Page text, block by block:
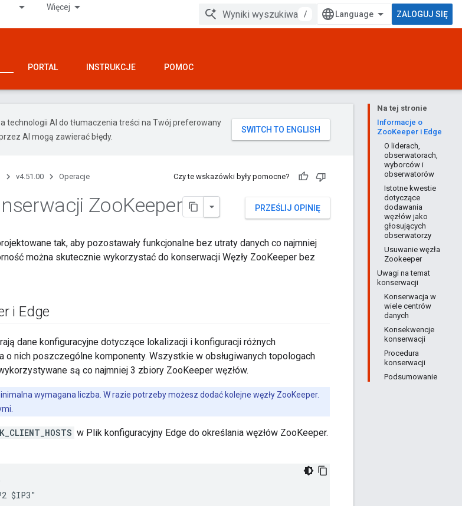
Więcej
/ ZALOGUJ SIĘ
PORTAL INSTRUKCJE POMOC
Na tej stronie
Informacje o
ZooKeeper i Edge
O liderach,
obserwatorach,
wyborców i
obserwatorów
Istotne kwestie
dotyczące
dodawania
węzłów jako
głosujących
obserwatorzy
Usuwanie węzła
Zookeeper
Uwagi na temat
konserwacji
Konserwacja w
wiele centrów
danych
Konsekwencje
konserwacji
Procedura
konserwacji
Podsumowanie
technologii AI do tłumaczenia treści na Twój preferowany
AI mogą zawierać błędy.
v4.51.00 Operacje Czy te wskazówki były pomocne?
PRZEŚLIJ OPINIĘ
ZooKeeper
tak, aby pozostawały funkcjonalne bez utraty danych co najmniej
można skutecznie wykorzystać do konserwacji Węzły ZooKeeper bez
i Edge
dane konfiguracyjne dotyczące lokalizacji i konfiguracji różnych
o nich poszczególne komponenty. Wszystkie w obsługiwanych topologach
są co najmniej 3 zbiory ZooKeeper węzłów.
wymagana liczba. W razie potrzeby możesz dodać kolejne węzły ZooKeeper.
w Plik konfiguracyjny Edge do określania węzłów ZooKeeper.
$IP3"